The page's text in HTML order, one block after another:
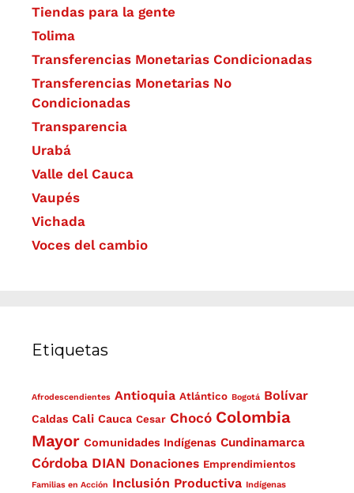
Tiendas para la gente
Tolima
Transferencias Monetarias Condicionadas
Transferencias Monetarias No
Condicionadas
Transparencia
Urabá
Valle del Cauca
Vaupés
Vichada
Voces del cambio
Etiquetas
Afrodescendientes Antioquia Atlántico Bogotá Bolívar
Caldas Cali Cauca Cesar Chocó Colombia
Mayor Comunidades Indígenas Cundinamarca
Córdoba DIAN Donaciones Emprendimientos
Familias en Acción Inclusión Productiva Indígenas